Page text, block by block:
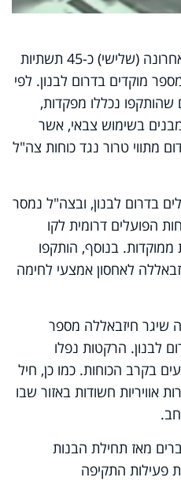
צה"ל תקף במהלך היממה האחרונה (שלישי) כ-45 תשתיות
מוקדים בדרום לבנון. לפי
שהותקפו נכללו מפקדות,
בשימוש צבאי, אשר
מתווי טרור נגד כוחות צה"ל
בדרום לבנון, ובצה"ל נמסר
הפועלים דרומית לקו
בנוסף, הותקפו
לאחסון אמצעי לחימה
שיגר חיזבאללה מספר
לבנון. הרקטות נפלו
בקרב הכוחות. כמו כן, חיל
אוויריות חשודות באזור שבו
מאז תחילת הבנות
התקיפה